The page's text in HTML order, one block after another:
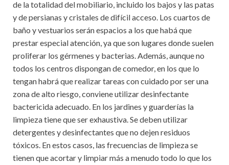
de la totalidad del mobiliario, incluido los bajos y las patas
y de persianas y cristales de difícil acceso. Los cuartos de
baño y vestuarios serán espacios a los que habá que
prestar especial atención, ya que son lugares donde suelen
proliferar los gérmenes y bacterias. Además, aunque no
todos los centros dispongan de comedor, en los que lo
tengan habrá que realizar tareas con cuidado por ser una
zona de alto riesgo, conviene utilizar desinfectante
bactericida adecuado. En los jardines y guarderías la
limpieza tiene que ser exhaustiva. Se deben utilizar
detergentes y desinfectantes que no dejen residuos
tóxicos. En estos casos, las frecuencias de limpieza se
tienen que acortar y limpiar más a menudo todo lo que los